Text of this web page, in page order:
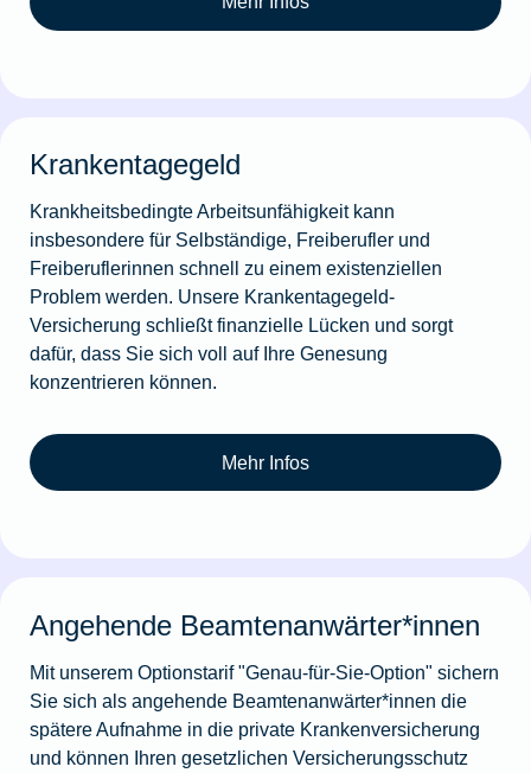
Krankentagegeld
Krankheitsbedingte Arbeitsunfähigkeit kann
insbesondere für Selbständige, Freiberufler und
Freiberuflerinnen schnell zu einem existenziellen
Problem werden. Unsere Krankentagegeld-
Versicherung schließt finanzielle Lücken und sorgt
dafür, dass Sie sich voll auf Ihre Genesung
konzentrieren können.
Mehr Infos
Angehende Beamtenanwärter*innen
Mit unserem Optionstarif "Genau-für-Sie-Option" sichern
Sie sich als angehende Beamtenanwärter*innen die
spätere Aufnahme in die private Krankenversicherung
und können Ihren gesetzlichen Versicherungsschutz